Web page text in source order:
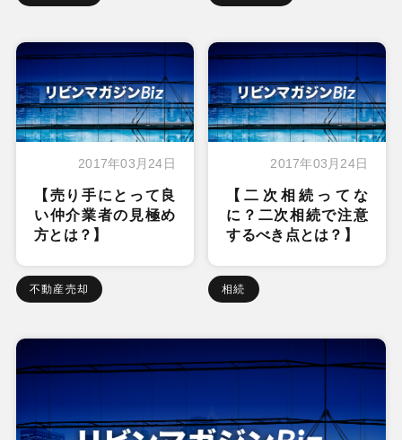
2017年03月24日
【売り手にとって良
い仲介業者の見極め
方とは？】
不動産売却
2017年03月24日
【二次相続ってな
に？二次相続で注意
するべき点とは？】
相続